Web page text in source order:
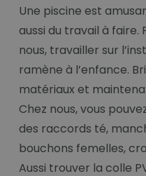
Une piscine est
aussi du travail à
nous, travailler sur
ramène à l’enfance.
matériaux et
Chez nous, vous
des raccords té,
bouchons femelles,
Aussi trouver la colle